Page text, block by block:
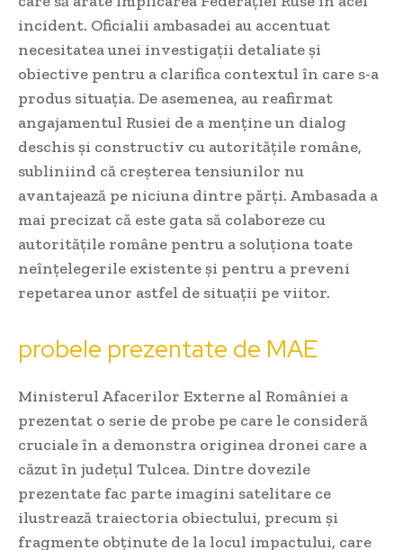
incident. Oficialii ambasadei au accentuat
necesitatea unei investigații detaliate și
obiective pentru a clarifica contextul în care s-a
produs situația. De asemenea, au reafirmat
angajamentul Rusiei de a menține un dialog
deschis și constructiv cu autoritățile române,
subliniind că creșterea tensiunilor nu
avantajează pe niciuna dintre părți. Ambasada a
mai precizat că este gata să colaboreze cu
autoritățile române pentru a soluționa toate
neînțelegerile existente și pentru a preveni
repetarea unor astfel de situații pe viitor.
probele prezentate de MAE
Ministerul Afacerilor Externe al României a
prezentat o serie de probe pe care le consideră
cruciale în a demonstra originea dronei care a
căzut în județul Tulcea. Dintre dovezile
prezentate fac parte imagini satelitare ce
ilustrează traiectoria obiectului, precum și
fragmente obținute de la locul impactului, care